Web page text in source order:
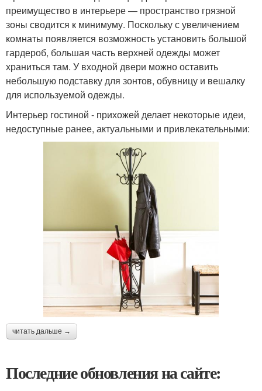
преимущество в интерьере — пространство грязной
зоны сводится к минимуму. Поскольку с увеличением
комнаты появляется возможность установить большой
гардероб, большая часть верхней одежды может
храниться там. У входной двери можно оставить
небольшую подставку для зонтов, обувницу и вешалку
для используемой одежды.
Интерьер гостиной - прихожей делает некоторые идеи,
недоступные ранее, актуальными и привлекательными:
читать дальше →
Последние обновления на сайте: